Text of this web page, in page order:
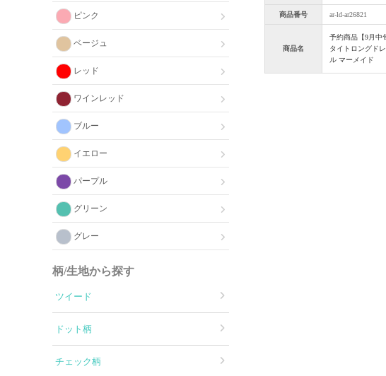
ピンク
ベージュ
レッド
ワインレッド
ブルー
イエロー
パープル
グリーン
グレー
柄/生地から探す
ツイード
ドット柄
チェック柄
商品番号 ar-ld-ar26821
商品名
予約商品【9月中
タイトロングド
ル マーメイド